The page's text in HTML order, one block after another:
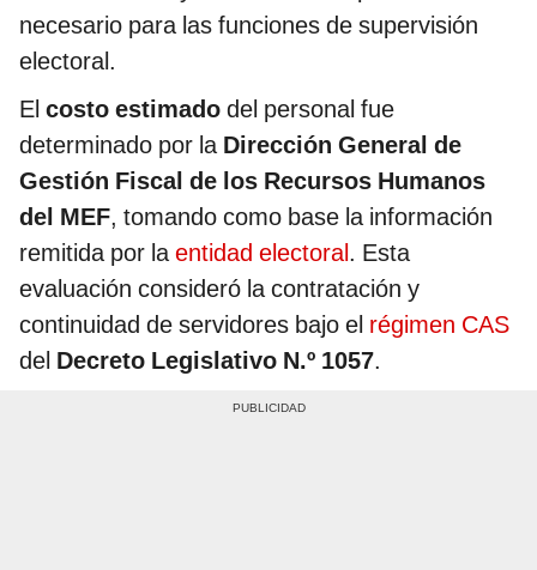
necesario para las funciones de supervisión
electoral.
El costo estimado del personal fue
determinado por la Dirección General de
Gestión Fiscal de los Recursos Humanos
del MEF, tomando como base la información
remitida por la entidad electoral. Esta
evaluación consideró la contratación y
continuidad de servidores bajo el régimen CAS
del Decreto Legislativo N.º 1057.